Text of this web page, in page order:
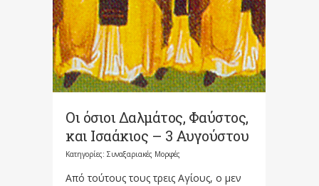
Οι όσιοι Δαλμάτος, Φαύστος,
και Ισαάκιος – 3 Αυγούστου
Κατηγορίες: Συναξαριακές Μορφές
Aπό τούτους τους τρεις Aγίους, ο μεν